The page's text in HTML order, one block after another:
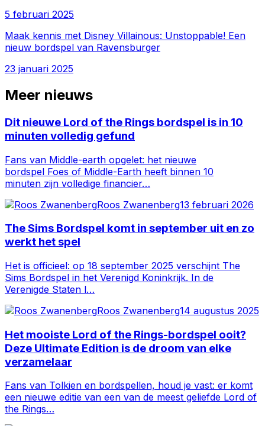
5 februari 2025
Maak kennis met Disney Villainous: Unstoppable! Een
nieuw bordspel van Ravensburger
23 januari 2025
Meer nieuws
Dit nieuwe Lord of the Rings bordspel is in 10
minuten volledig gefund
Fans van Middle-earth opgelet: het nieuwe
bordspel Foes of Middle-Earth heeft binnen 10
minuten zijn volledige financier…
Roos Zwanenberg13 februari 2026
The Sims Bordspel komt in september uit en zo
werkt het spel
Het is officieel: op 18 september 2025 verschijnt The
Sims Bordspel in het Verenigd Koninkrijk. In de
Verenigde Staten l…
Roos Zwanenberg14 augustus 2025
Het mooiste Lord of the Rings-bordspel ooit?
Deze Ultimate Edition is de droom van elke
verzamelaar
Fans van Tolkien en bordspellen, houd je vast: er komt
een nieuwe editie van een van de meest geliefde Lord of
the Rings…